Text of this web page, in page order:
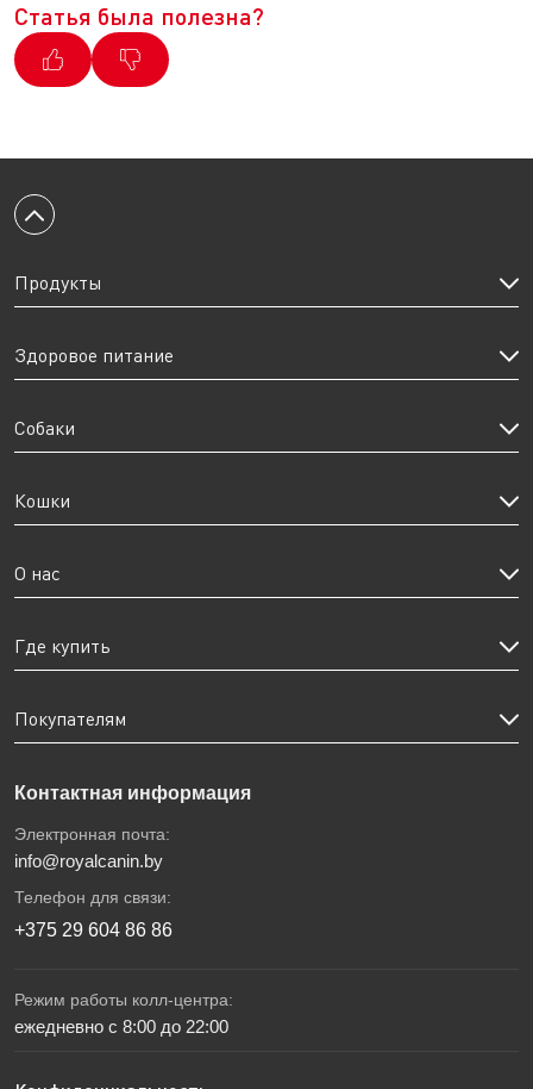
Статья была полезна?
Вернуться к началу
Продукты
Здоровое питание
Собаки
Кошки
О нас
Где купить
Покупателям
Контактная информация
Электронная почта:
info@royalcanin.by
Телефон для связи:
+375 29 604 86 86
Режим работы колл-центра:
ежедневно с 8:00 до 22:00